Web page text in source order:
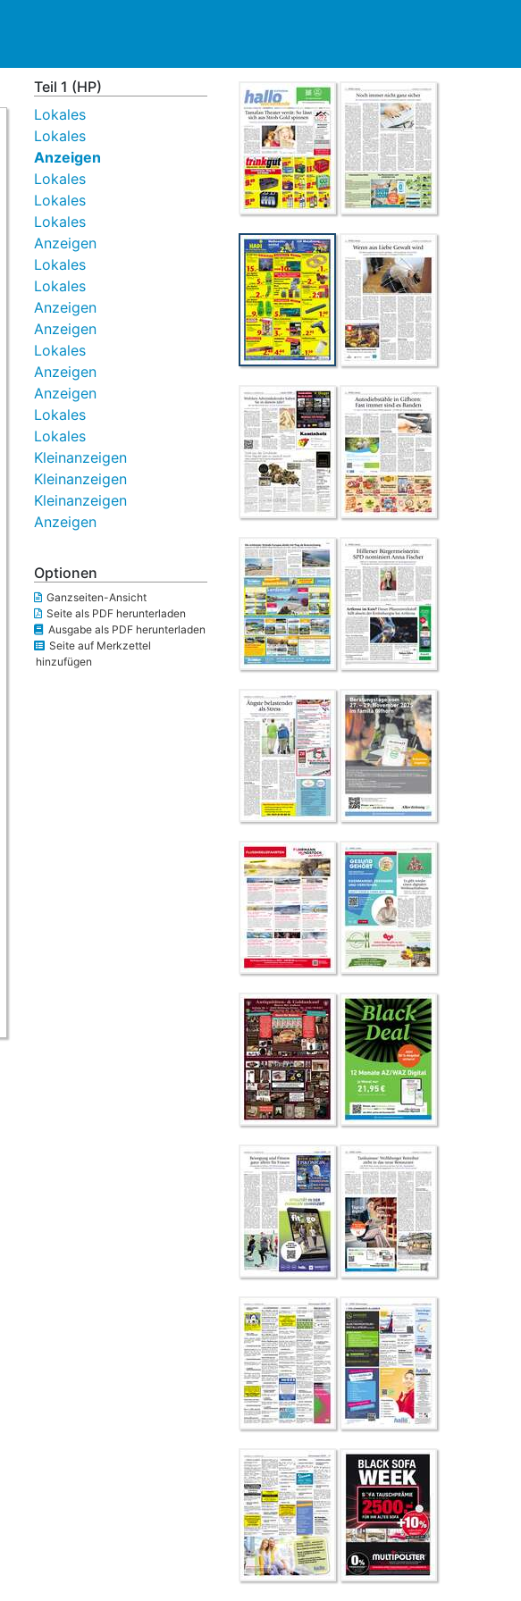
Teil 1 (HP)
Lokales
Lokales
Anzeigen
Lokales
Lokales
Lokales
Anzeigen
Lokales
Lokales
Anzeigen
Anzeigen
Lokales
Anzeigen
Anzeigen
Lokales
Lokales
Kleinanzeigen
Kleinanzeigen
Kleinanzeigen
Anzeigen
Optionen
Ganzseiten-Ansicht
Seite als PDF herunterladen
Ausgabe als PDF herunterladen
Seite auf Merkzettel
hinzufügen